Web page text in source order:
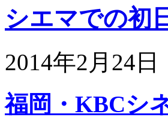
シエマでの初
2014年2月24日
福岡・KBCシ